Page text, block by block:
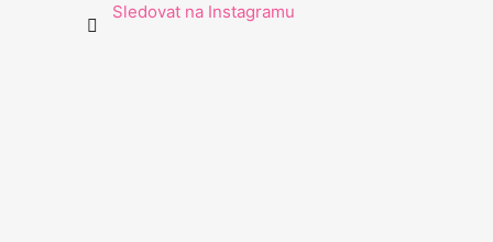
Sledovat na Instagramu